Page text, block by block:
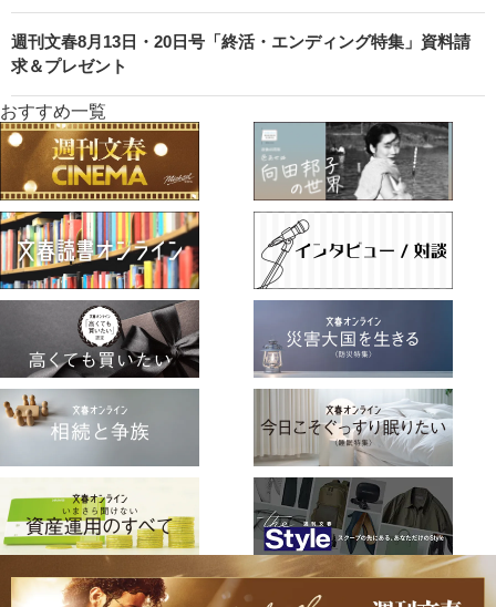
週刊文春8月13日・20日号「終活・エンディング特集」資料請
求＆プレゼント
おすすめ一覧